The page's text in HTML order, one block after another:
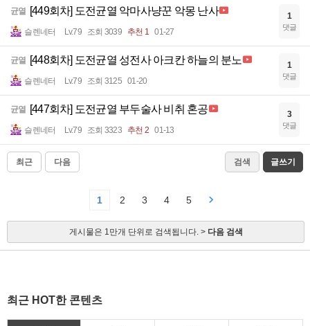
균열 [449회차] 도전균열 악마사냥꾼 악몽 난사
슬렌네터 Lv.79 조회 3039 추천 1 01-27
1
댓글
균열 [448회차] 도전균열 성전사 아크칸 하늘의 분노
슬렌네터 Lv.79 조회 3125 01-20
1
댓글
균열 [447회차] 도전균열 부두술사 비취 혼공
슬렌네터 Lv.79 조회 3323 추천 2 01-13
3
댓글
최근 다음 검색 글쓰기
1 2 3 4 5
게시물은 1만개 단위로 검색됩니다. > 다음 검색
최근 HOT한 콘텐츠